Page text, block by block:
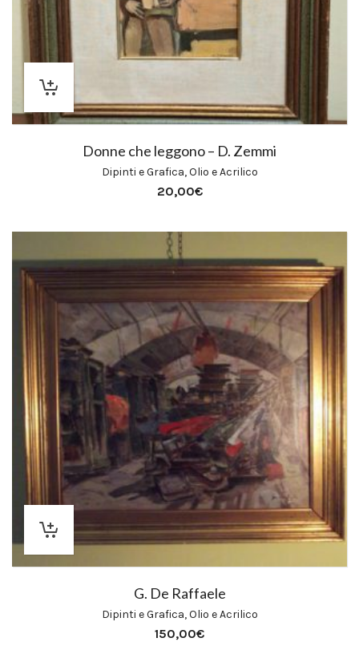
Donne che leggono – D. Zemmi
Dipinti e Grafica,Olio e Acrilico
20,00€
G. De Raffaele
Dipinti e Grafica,Olio e Acrilico
150,00€